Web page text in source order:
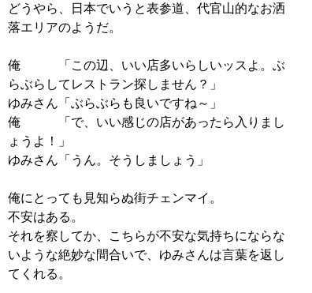
どうやら、日本でいうと表参道、代官山的なお洒
落エリアのようだ。
俺 「この辺、いい店多いらしいッスよ。ぶ
らぶらしてレストラン探しません？」
ゆみさん「ぶらぶらも良いですね～」
俺 「で、いい感じの店があったら入りまし
ょうよ！」
ゆみさん「うん。そうしましょう」
俺にとっても見知らぬ街チェンマイ。
不安はある。
それを察してか、こちらが不安な気持ちにならな
いような絶妙な間合いで、ゆみさんは言葉を返し
てくれる。